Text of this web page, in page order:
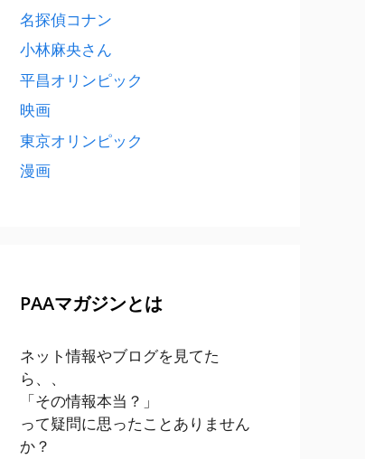
名探偵コナン
小林麻央さん
平昌オリンピック
映画
東京オリンピック
漫画
PAAマガジンとは
ネット情報やブログを見てた
ら、、
「その情報本当？」
って疑問に思ったことありません
か？